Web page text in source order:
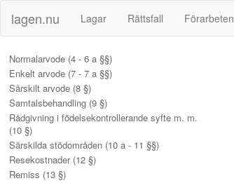
lagen.nu Lagar Rättsfall Förarbeten
Normalarvode (4 - 6 a §§)
Enkelt arvode (7 - 7 a §§)
Särskilt arvode (8 §)
Samtalsbehandling (9 §)
Rådgivning i födelsekontrollerande syfte m. m.
(10 §)
Särskilda stödområden (10 a - 11 §§)
Resekostnader (12 §)
Remiss (13 §)